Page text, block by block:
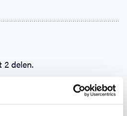
delen.
je binnen 24 uur een e-